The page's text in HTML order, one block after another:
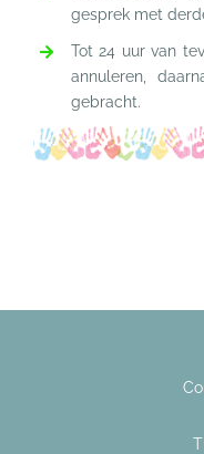
gesprek met
Tot 24 uur van
annuleren,
gebracht.